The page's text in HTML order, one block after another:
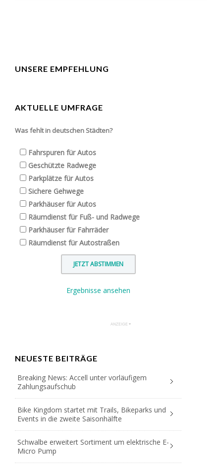
UNSERE EMPFEHLUNG
AKTUELLE UMFRAGE
Was fehlt in deutschen Städten?
Fahrspuren für Autos
Geschützte Radwege
Parkplätze für Autos
Sichere Gehwege
Parkhäuser für Autos
Räumdienst für Fuß- und Radwege
Parkhäuser für Fahrräder
Räumdienst für Autostraßen
Ergebnisse ansehen
NEUESTE BEITRÄGE
Breaking News: Accell unter vorläufigem
Zahlungsaufschub
Bike Kingdom startet mit Trails, Bikeparks und
Events in die zweite Saisonhälfte
Schwalbe erweitert Sortiment um elektrische E-
Micro Pump